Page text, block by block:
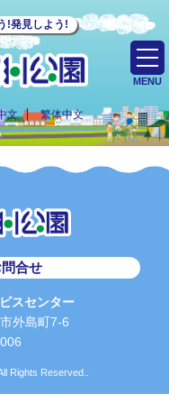
!発見しよう!
文 繁体中文
MENU
合せ
スセンター
外島町7-6
Rights Reserved..